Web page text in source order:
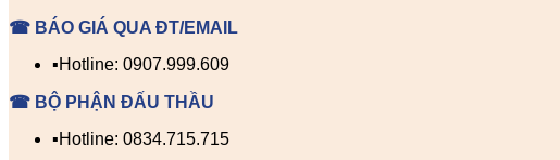
☎ BÁO GIÁ QUA ĐT/EMAIL
▪️Hotline: 0907.999.609
☎ BỘ PHẬN ĐẤU THẦU
▪️Hotline: 0834.715.715